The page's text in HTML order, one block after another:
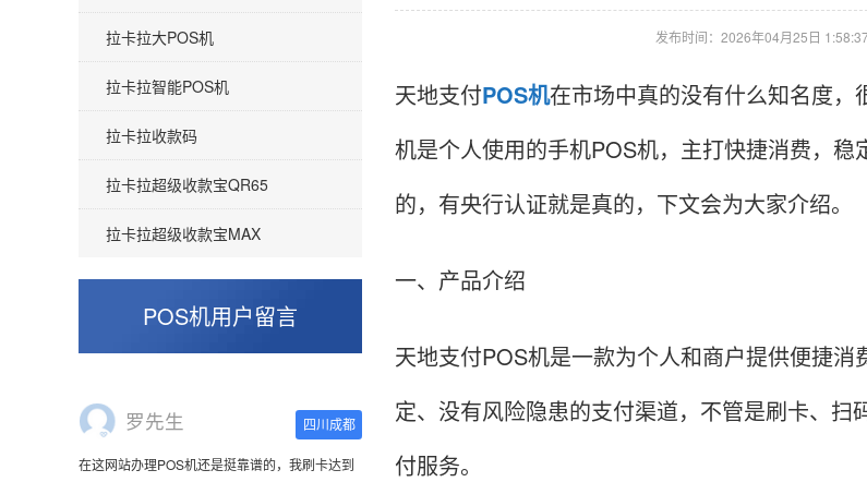
拉卡拉大POS机
拉卡拉智能POS机
拉卡拉收款码
拉卡拉超级收款宝QR65
拉卡拉超级收款宝MAX
POS机用户留言
王女生 云南丽江
查了防伪码是正品，价格便宜，重要是好用，客
发布时间：2026年04月25日
天地支付POS机在市场中真的没有什么知名度
机是个人使用的手机POS机，主打快捷消费，
的，有央行认证就是真的，下文会为大家介绍。
一、产品介绍
天地支付POS机是一款为个人和商户提供便捷
定、没有风险隐患的支付渠道，不管是刷卡、
付服务。